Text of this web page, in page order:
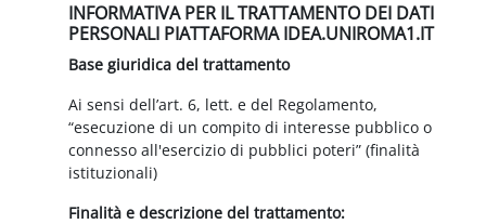
INFORMATIVA PER IL TRATTAMENTO DEI DATI
PERSONALI PIATTAFORMA IDEA.UNIROMA1.IT
Base giuridica del trattamento
Ai sensi dell’art. 6, lett. e del Regolamento,
“esecuzione di un compito di interesse pubblico o
connesso all'esercizio di pubblici poteri” (finalità
istituzionali)
Finalità e descrizione del trattamento: